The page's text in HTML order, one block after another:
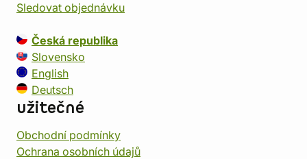
Sledovat objednávku
Česká republika
Slovensko
English
Deutsch
užitečné
Obchodní podmínky
Ochrana osobních údajů